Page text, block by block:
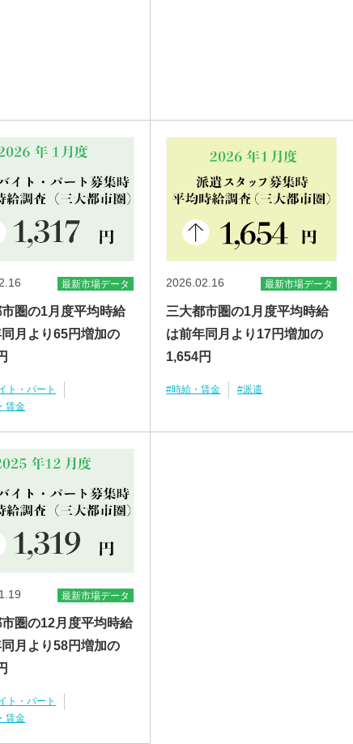
最新市場データ
圏の1月度平均時給
月より65円増加の
ト・パート
賃金
2026.02.16 最新市場データ
三大都市圏の1月度平均時給
は前年同月より17円増加の
1,654円
#時給・賃金 #派遣
最新市場データ
圏の12月度平均時給
月より58円増加の
ト・パート
賃金